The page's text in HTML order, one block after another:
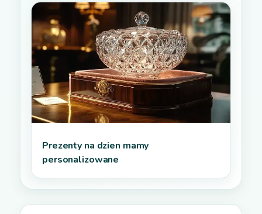
Prezenty na dzien mamy
personalizowane